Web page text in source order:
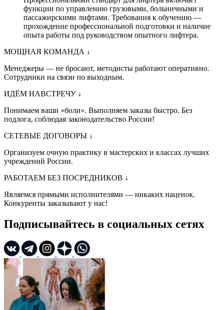
функции по управлению грузовыми, больничными и
пассажирскими лифтами. Требования к обучению —
прохождение профессиональной подготовки и наличие
опыта работы под руководством опытного лифтера.
МОЩНАЯ КОМАНДА ↓
Менеджеры — не бросают, методисты работают оперативно.
Сотрудники на связи по выходным.
ИДЁМ НАВСТРЕЧУ ↓
Понимаем ваши «боли». Выполняем заказы быстро. Без
подлога, соблюдая законодательство России!
СЕТЕВЫЕ ДОГОВОРЫ ↓
Организуем очную практику в мастерских и классах лучших
учреждений России.
РАБОТАЕМ БЕЗ ПОСРЕДНИКОВ ↓
Являемся прямыми исполнителями — никаких наценок.
Конкуренты заказывают у нас!
Подписывайтесь в социальных сетях